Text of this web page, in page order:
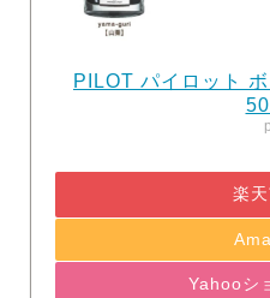
PILOT パイロット
楽
Yahooシ